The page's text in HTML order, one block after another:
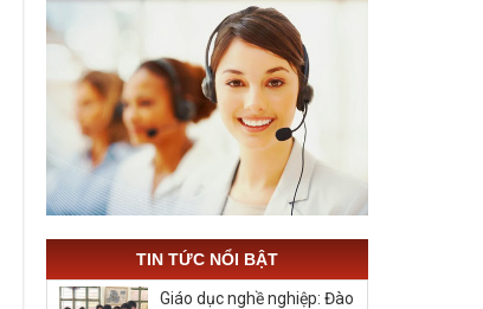
TIN TỨC NỔI BẬT
Giáo dục nghề nghiệp: Đào